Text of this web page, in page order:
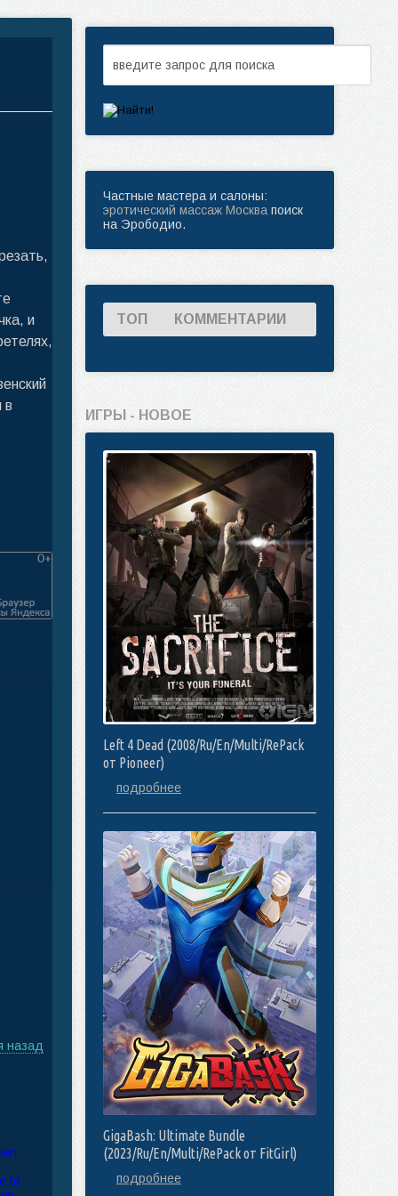
и
в
назад
Частные мастера и салоны:
эротический массаж Москва поиск
на Эрободио.
ТОП КОММЕНТАРИИ
ИГРЫ - НОВОЕ
Left 4 Dead (2008/Ru/En/Multi/RePack
от Pioneer)
подробнее
GigaBash: Ultimate Bundle
(2023/Ru/En/Multi/RePack от FitGirl)
подробнее